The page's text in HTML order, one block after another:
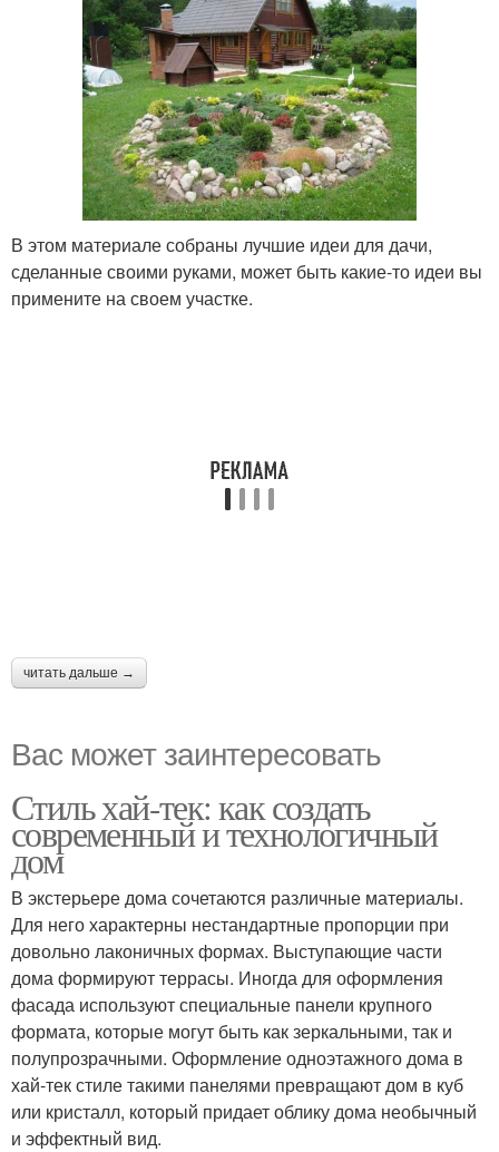
В этом материале собраны лучшие идеи для дачи,
сделанные своими руками, может быть какие-то идеи вы
примените на своем участке.
читать дальше →
Вас может заинтересовать
Стиль хай-тек: как создать
современный и технологичный
дом
В экстерьере дома сочетаются различные материалы.
Для него характерны нестандартные пропорции при
довольно лаконичных формах. Выступающие части
дома формируют террасы. Иногда для оформления
фасада используют специальные панели крупного
формата, которые могут быть как зеркальными, так и
полупрозрачными. Оформление одноэтажного дома в
хай-тек стиле такими панелями превращают дом в куб
или кристалл, который придает облику дома необычный
и эффектный вид.